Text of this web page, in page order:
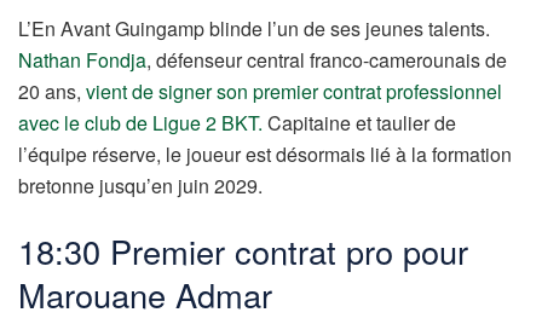
L’En Avant Guingamp blinde l’un de ses jeunes talents.
Nathan Fondja, défenseur central franco-camerounais de
20 ans, vient de signer son premier contrat professionnel
avec le club de Ligue 2 BKT. Capitaine et taulier de
l’équipe réserve, le joueur est désormais lié à la formation
bretonne jusqu’en juin 2029.
18:30 Premier contrat pro pour
Marouane Admar